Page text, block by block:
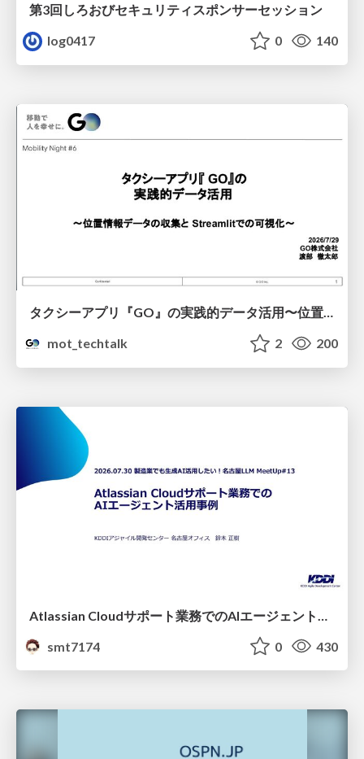
第3回しろおびセキュリティスポンサーセッション
log0417
0 140
タクシーアプリ『GO』の実践的データ活用〜位置情報データの収集とStreamlitでの可視化〜
mot_techtalk
2 200
smt7174
0 430